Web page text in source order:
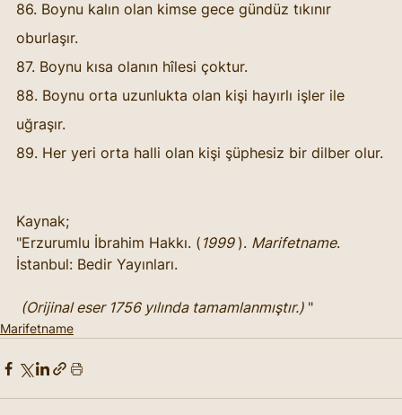
86. Boynu kalın olan kimse gece gündüz tıkınır
oburlaşır.
87. Boynu kısa olanın hîlesi çoktur.
88. Boynu orta uzunlukta olan kişi hayırlı işler ile
uğraşır.
89. Her yeri orta halli olan kişi şüphesiz bir dilber olur.
Kaynak;
"Erzurumlu İbrahim Hakkı. ( 1999 ). Marifetname.
İstanbul: Bedir Yayınları.
(Orijinal eser 1756 yılında tamamlanmıştır.) "
Marifetname